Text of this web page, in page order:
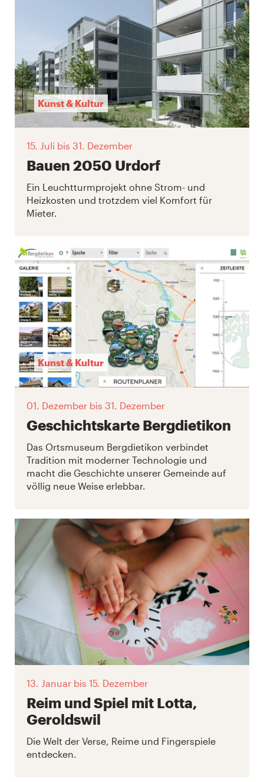
Kunst & Kultur
15. Juli bis 31. Dezember
Bauen 2050 Urdorf
Ein Leuchtturmprojekt ohne Strom- und
Heizkosten und trotzdem viel Komfort für
Mieter.
Kunst & Kultur
01. Dezember bis 31. Dezember
Geschichtskarte Bergdietikon
Das Ortsmuseum Bergdietikon verbindet
Tradition mit moderner Technologie und
macht die Geschichte unserer Gemeinde auf
völlig neue Weise erlebbar.
13. Januar bis 15. Dezember
Reim und Spiel mit Lotta,
Geroldswil
Die Welt der Verse, Reime und Fingerspiele
entdecken.